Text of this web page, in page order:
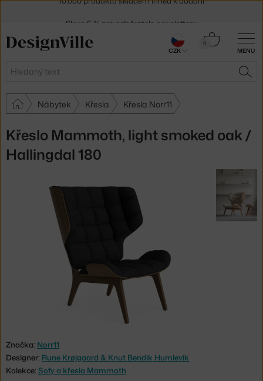
MENU
Hledat
0
Košík
Nábytek Křesla Křesla Norr11
Křeslo Mammoth, light smoked oak /
Hallingdal 180
Značka: Norr11
Designer: Rune Krøjgaard & Knut Bendik Humlevik
Kolekce: Sofy a křesla Mammoth
30 dní na vrácení zboží
CZK